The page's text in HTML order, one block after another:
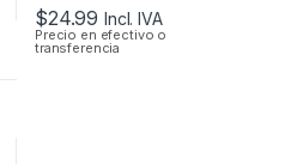
$24.99 Incl. IVA
Precio en efectivo o
transferencia